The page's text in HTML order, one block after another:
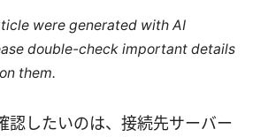
were generated with AI
double-check important details
them.
認したいのは、接続先サーバー